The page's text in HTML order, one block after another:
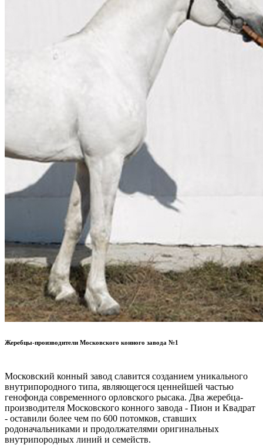
Жеребцы-производители Московского конного завода №1
Московский конный завод славится созданием уникального
внутрипородного типа, являющегося ценнейшей частью
генофонда современного орловского рысака. Два жеребца-
производителя Московского конного завода - Пион и Квадрат
- оставили более чем по 600 потомков, ставших
родоначальниками и продолжателями оригинальных
внутрипородных линий и семейств.